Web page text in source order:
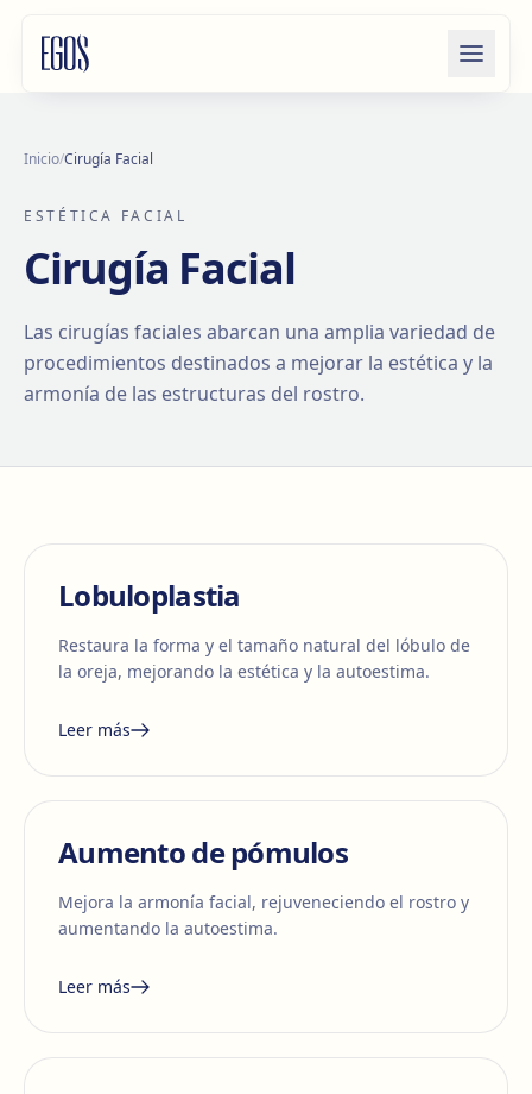
Inicio/Cirugía Facial
ESTÉTICA FACIAL
Cirugía Facial
Las cirugías faciales abarcan una amplia variedad de
procedimientos destinados a mejorar la estética y la
armonía de las estructuras del rostro.
Lobuloplastia
Restaura la forma y el tamaño natural del lóbulo de
la oreja, mejorando la estética y la autoestima.
Leer más
Aumento de pómulos
Mejora la armonía facial, rejuveneciendo el rostro y
aumentando la autoestima.
Leer más